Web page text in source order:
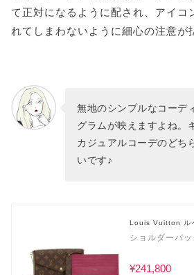
て正対になるように配され、アイコ
れてしまわないように細心の注意が
無地のシンプルなコーデ
グラムが映えますよね。
カジュアルコーデのどち
いです♪
Louis Vuitton ル
ショルダーバ
¥241,800